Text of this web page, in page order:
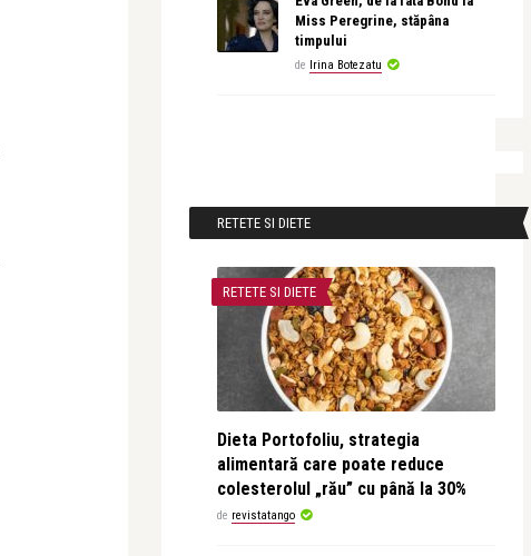
Miss Peregrine, stăpâna
timpului
de Irina Botezatu
RETETE SI DIETE
RETETE SI DIETE
Dieta Portofoliu, strategia
alimentară care poate reduce
colesterolul „rău” cu până la 30%
de revistatango